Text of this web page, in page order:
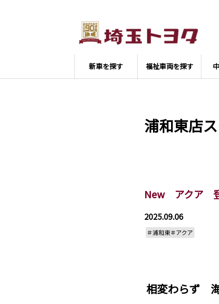
新車を探す 福祉車両を探す
浦和東店
New アクア
2025.09.06
＃浦和東＃アクア
相変わらず